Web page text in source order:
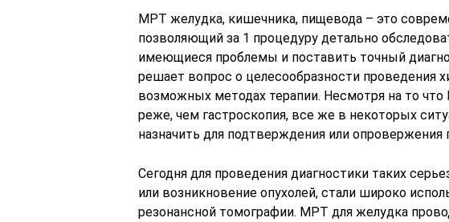
МРТ желудка, кишечника, пищевода – это
позволяющий за 1 процедуру детально
имеющиеся проблемы и поставить точный
решает вопрос о целесообразности проведения
возможных методах терапии. Несмотря на то
реже, чем гастроскопия, все же в некоторых
назначить для подтверждения или опровержения
Сегодня для проведения диагностики таких
или возникновение опухолей, стали широко
резонансной томографии. МРТ для желудка